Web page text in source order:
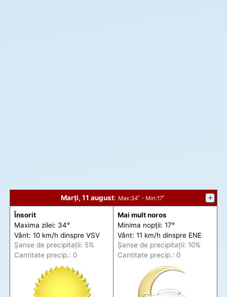
Marți, 11 august: Max:34˚ - Min:17˚ +
Însorit
Maxima zilei: 34°
Vânt: 10 km/h dinspre VSV
Șanse de precipitații: 5%
Cantitate precip.: 0
Mai mult noros
Minima nopții: 17°
Vânt: 11 km/h dinspre ENE
Șanse de precipitații: 10%
Cantitate precip.: 0